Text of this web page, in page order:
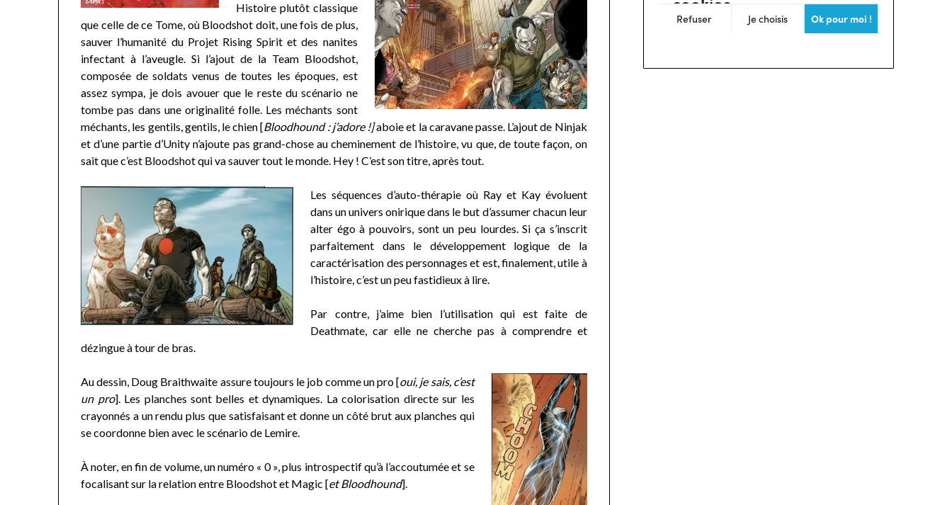
Histoire plutôt classique
que celle de ce Tome, où Bloodshot doit, une fois de plus,
sauver l’humanité du Projet Rising Spirit et des nanites
infectant à l’aveugle. Si l’ajout de la Team Bloodshot,
composée de soldats venus de toutes les époques, est
assez sympa, je dois avouer que le reste du scénario ne
tombe pas dans une originalité folle. Les méchants sont
méchants, les gentils, gentils, le chien [Bloodhound : j’adore !]aboie et la caravane passe. L’ajout de Ninjak
et d’une partie d’Unity n’ajoute pas grand-chose au cheminement de l’histoire, vu que, de toute façon, on
sait que c’est Bloodshot qui va sauver tout le monde. Hey ! C’est son titre, après tout.
Les séquences d’auto-thérapie où Ray et Kay évoluent
dans un univers onirique dans le but d’assumer chacun leur
alter égo à pouvoirs, sont un peu lourdes. Si ça s’inscrit
parfaitement dans le développement logique de la
caractérisation des personnages et est, finalement, utile à
l’histoire, c’est un peu fastidieux à lire.
Par contre, j’aime bien l’utilisation qui est faite de
Deathmate, car elle ne cherche pas à comprendre et
dézingue à tour de bras.
Au dessin, Doug Braithwaite assure toujours le job comme un pro [oui, je sais, c’est
un pro]. Les planches sont belles et dynamiques. La colorisation directe sur les
crayonnés a un rendu plus que satisfaisant et donne un côté brut aux planches qui
se coordonne bien avec le scénario de Lemire.
À noter, en fin de volume, un numéro « 0 », plus introspectif qu’à l’accoutumée et se
focalisant sur la relation entre Bloodshot et Magic [et Bloodhound].